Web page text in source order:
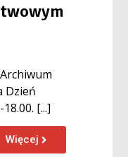
Dzień
[...]
Więcej